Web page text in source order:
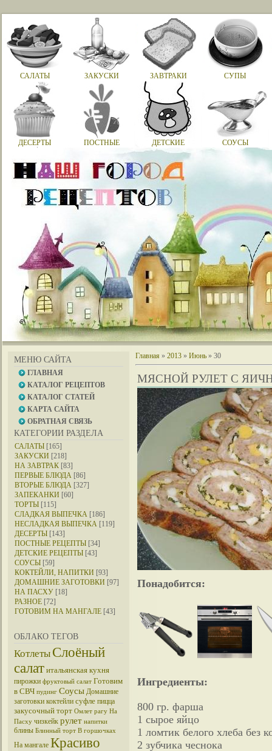
САЛАТЫ ЗАКУСКИ ЗАВТРАКИ СУПЫ
ДЕСЕРТЫ ПОСТНЫЕ ДЕТСКИЕ СОУСЫ
МЕНЮ САЙТА
ГЛАВНАЯ
КАТАЛОГ РЕЦЕПТОВ
КАТАЛОГ СТАТЕЙ
КАРТА САЙТА
ОБРАТНАЯ СВЯЗЬ
КАТЕГОРИИ РАЗДЕЛА
САЛАТЫ [165]
ЗАКУСКИ [218]
НА ЗАВТРАК [83]
ПЕРВЫЕ БЛЮДА [86]
ВТОРЫЕ БЛЮДА [327]
ЗАПЕКАНКИ [60]
ТОРТЫ [115]
СЛАДКАЯ ВЫПЕЧКА [186]
НЕСЛАДКАЯ ВЫПЕЧКА [119]
ДЕСЕРТЫ [143]
ПОСТНЫЕ РЕЦЕПТЫ [34]
ДЕТСКИЕ РЕЦЕПТЫ [43]
СОУСЫ [59]
КОКТЕЙЛИ, НАПИТКИ [93]
ДОМАШНИЕ ЗАГОТОВКИ [97]
НА ПАСХУ [18]
РАЗНОЕ [72]
ГОТОВИМ НА МАНГАЛЕ [43]
ОБЛАКО ТЕГОВ
Котлеты Слоёный
салат итальянская кухня
пирожки фруктовый салат Готовим
в СВЧ пудинг Соусы Домашние
заготовки коктейли суфле пицца
закусочный торт Омлет рагу На
Пасху чизкейк рулет напитки
блины Блинный торт В горшочках
На мангале Красиво
Главная » 2013 » Июнь » 30
МЯСНОЙ РУЛЕТ С
Понадобится:
Ингредиенты:
800 гр. фарша
1 сырое яйцо
1 ломтик белого хлеба без
2 зубчика чеснока